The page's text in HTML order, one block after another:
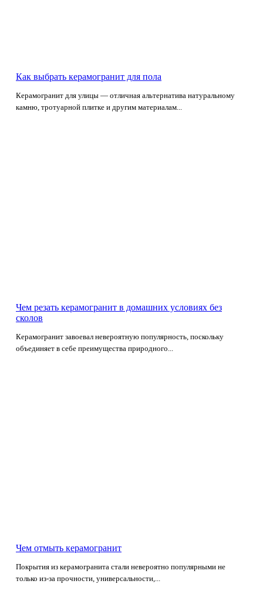
Как выбрать керамогранит для пола
Керамогранит для улицы — отличная альтернатива натуральному
камню, тротуарной плитке и другим материалам...
Чем резать керамогранит в домашних условиях без
сколов
Керамогранит завоевал невероятную популярность, поскольку
объединяет в себе преимущества природного...
Чем отмыть керамогранит
Покрытия из керамогранита стали невероятно популярными не
только из-за прочности, универсальности,...